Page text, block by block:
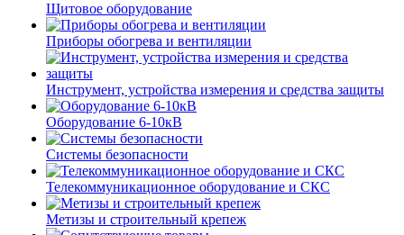
Щитовое оборудование
Приборы обогрева и вентиляции
Инструмент, устройства измерения и средства защиты
Оборудование 6-10кВ
Системы безопасности
Телекоммуникационное оборудование и СКС
Метизы и строительный крепеж